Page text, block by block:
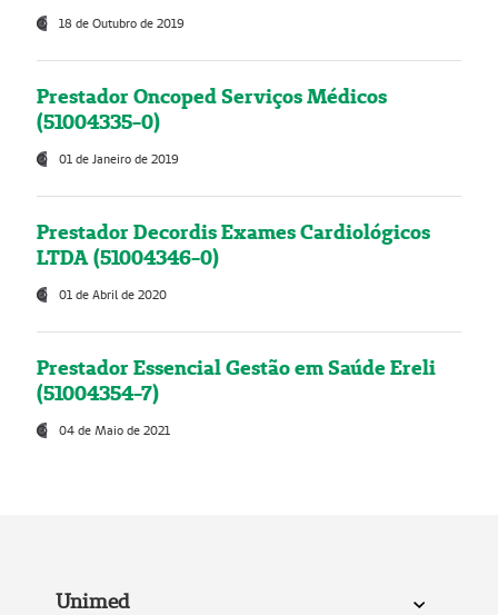
18 de Outubro de 2019
Prestador Oncoped Serviços Médicos
(51004335-0)
01 de Janeiro de 2019
Prestador Decordis Exames Cardiológicos
LTDA (51004346-0)
01 de Abril de 2020
Prestador Essencial Gestão em Saúde Ereli
(51004354-7)
04 de Maio de 2021
Unimed